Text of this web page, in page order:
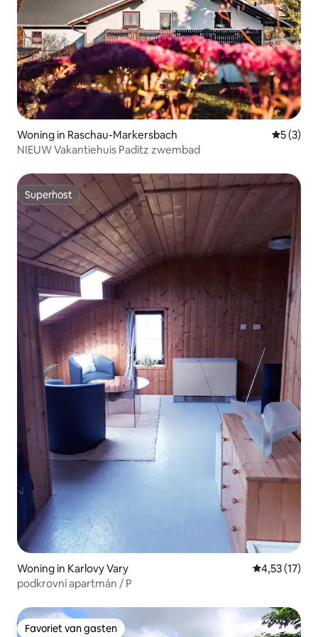
Woning in Raschau-Markersbach
5 (3)
NIEUW Vakantiehuis Paditz zwembad
Superhost
Superhost
Woning in Karlovy Vary Gemiddelde
4,53 (17)
podkrovní apartmán / P
Favoriet van gasten
Favoriet van gasten